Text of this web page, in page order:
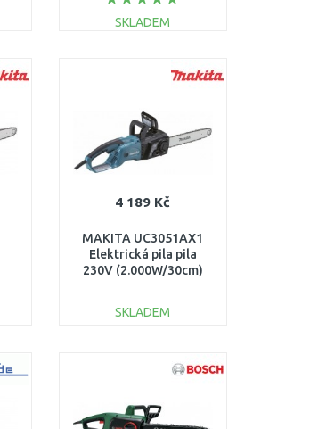
SKLADEM
4 189 Kč
MAKITA UC3051AX1
Elektrická pila pila
230V (2.000W/30cm)
SKLADEM